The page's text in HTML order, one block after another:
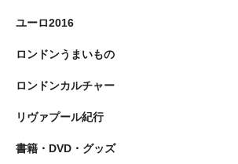
ユーロ2016
ロンドンうまいもの
ロンドンカルチャー
リヴァプール紀行
書籍・DVD・グッズ